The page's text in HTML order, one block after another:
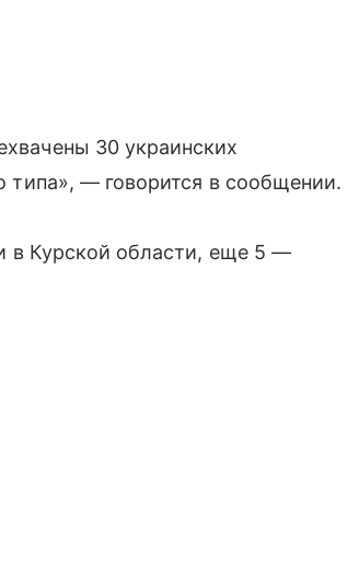
30 украинских
типа», — говорится в сообщении.
в Курской области, еще 5 —